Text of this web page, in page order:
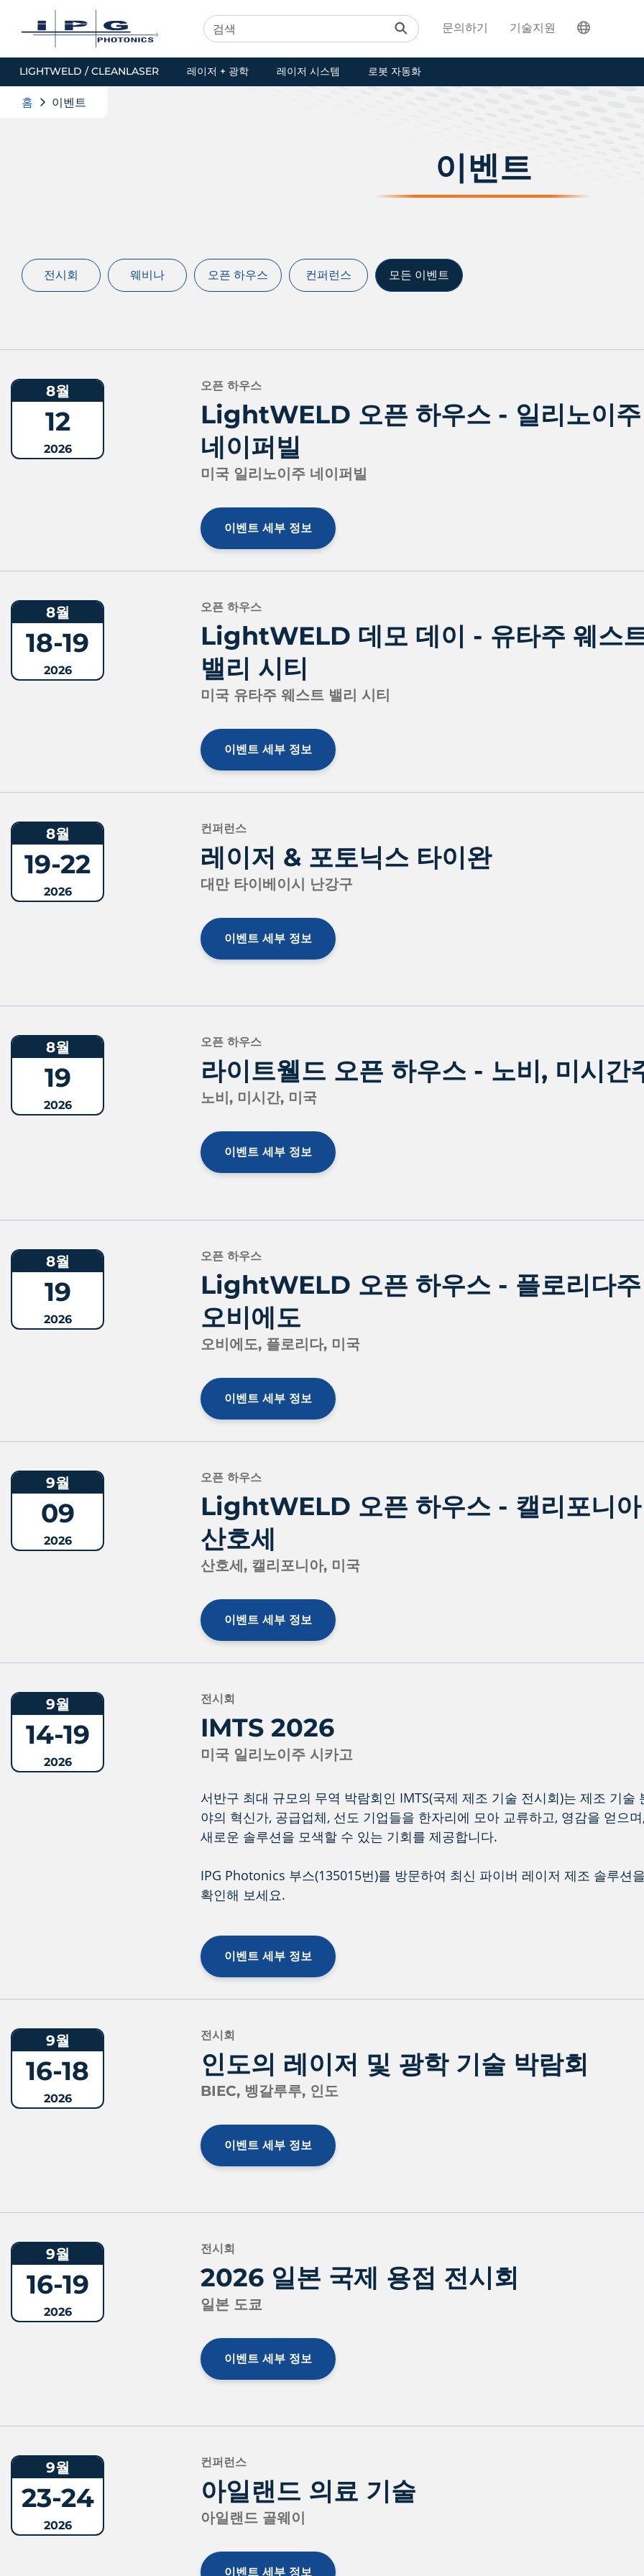
LIGHTWELD / CLEANLASER 레이저 + 광학 레이저 시스템 로봇 자동화
문의하기 기술지원
홈 이벤트
이벤트
전시회 웨비나 오픈 하우스 컨퍼런스 모든 이벤트
8월
12
2026
오픈 하우스
LightWELD 오픈 하우스 - 일리노이주
네이퍼빌
미국 일리노이주 네이퍼빌
이벤트 세부 정보
8월
18-19
2026
오픈 하우스
LightWELD 데모 데이 - 유타주 웨스
밸리 시티
미국 유타주 웨스트 밸리 시티
이벤트 세부 정보
8월
19-22
2026
컨퍼런스
레이저 & 포토닉스 타이완
대만 타이베이시 난강구
이벤트 세부 정보
8월
19
2026
오픈 하우스
라이트웰드 오픈 하우스 - 노비, 미시간
노비, 미시간, 미국
이벤트 세부 정보
8월
19
2026
오픈 하우스
LightWELD 오픈 하우스 - 플로리다주
오비에도
오비에도, 플로리다, 미국
이벤트 세부 정보
9월
09
2026
오픈 하우스
LightWELD 오픈 하우스 - 캘리포니아
산호세
산호세, 캘리포니아, 미국
이벤트 세부 정보
9월
14-19
2026
전시회
IMTS 2026
미국 일리노이주 시카고
서반구 최대 규모의 무역 박람회인 IMTS(국제 제조 기술 전시회)는 제조 기술
야의 혁신가, 공급업체, 선도 기업들을 한자리에 모아 교류하고, 영감을 얻으
새로운 솔루션을 모색할 수 있는 기회를 제공합니다.
IPG Photonics 부스(135015번)를 방문하여 최신 파이버 레이저 제조 솔루션
확인해 보세요.
이벤트 세부 정보
9월
16-18
2026
전시회
인도의 레이저 및 광학 기술 박람회
BIEC, 벵갈루루, 인도
이벤트 세부 정보
9월
16-19
2026
전시회
2026 일본 국제 용접 전시회
일본 도쿄
이벤트 세부 정보
9월
23-24
2026
컨퍼런스
아일랜드 의료 기술
아일랜드 골웨이
이벤트 세부 정보